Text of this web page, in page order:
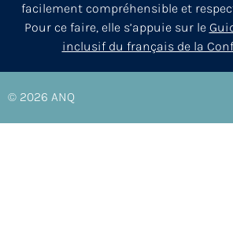
facilement compréhensible et
Pour ce faire, elle s’appuie sur le
inclusif du français de la
© 2026 ANQ